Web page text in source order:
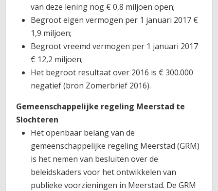
van deze lening nog € 0,8 miljoen open;
Begroot eigen vermogen per 1 januari 2017 €
1,9 miljoen;
Begroot vreemd vermogen per 1 januari 2017
€ 12,2 miljoen;
Het begroot resultaat over 2016 is € 300.000
negatief (bron Zomerbrief 2016).
Gemeenschappelijke regeling Meerstad te
Slochteren
Het openbaar belang van de
gemeenschappelijke regeling Meerstad (GRM)
is het nemen van besluiten over de
beleidskaders voor het ontwikkelen van
publieke voorzieningen in Meerstad. De GRM